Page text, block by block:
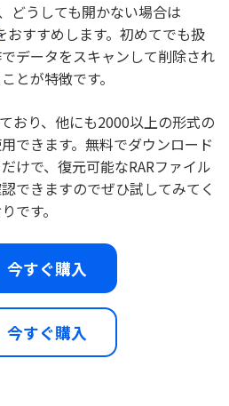
どうしても開かない場合は
おすすめします。初めてでも扱
データをスキャンして削除され
とが特徴です。
おり、他にも2000以上の形式の
できます。無料でダウンロード
けで、復元可能なRARファイル
できますのでぜひ試してみてく
です。
今すぐ購入
今すぐ購入